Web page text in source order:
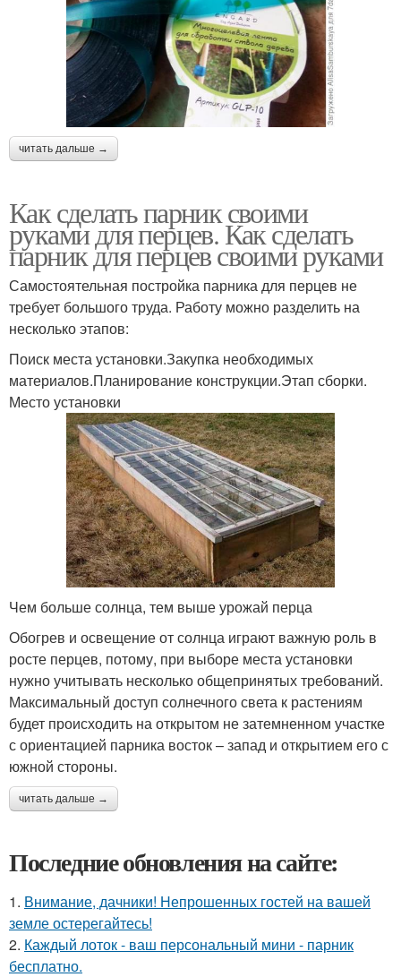
читать дальше →
Как сделать парник своими
руками для перцев. Как сделать
парник для перцев своими руками
Самостоятельная постройка парника для перцев не
требует большого труда. Работу можно разделить на
несколько этапов:
Поиск места установки.Закупка необходимых
материалов.Планирование конструкции.Этап сборки.
Место установки
Чем больше солнца, тем выше урожай перца
Обогрев и освещение от солнца играют важную роль в
росте перцев, потому, при выборе места установки
нужно учитывать несколько общепринятых требований.
Максимальный доступ солнечного света к растениям
будет происходить на открытом не затемненном участке
с ориентацией парника восток – запад и открытием его с
южной стороны.
читать дальше →
Последние обновления на сайте:
1. Внимание, дачники! Непрошенных гостей на вашей
земле остерегайтесь!
2. Каждый лоток - ваш персональный мини - парник
бесплатно.